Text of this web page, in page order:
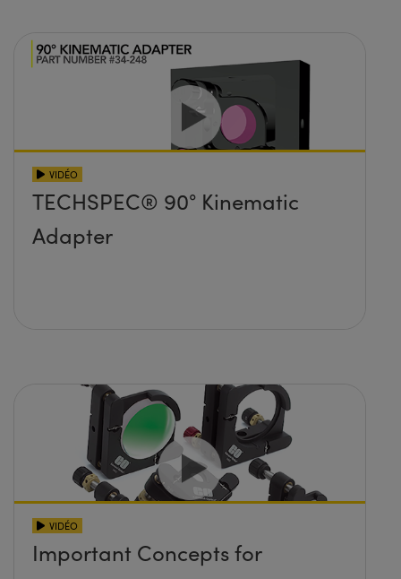
VIDÉO
TECHSPEC® 90° Kinematic
Adapter
VIDÉO
Important Concepts for